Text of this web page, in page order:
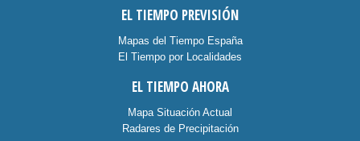
EL TIEMPO PREVISIÓN
Mapas del Tiempo España
El Tiempo por Localidades
EL TIEMPO AHORA
Mapa Situación Actual
Radares de Precipitación